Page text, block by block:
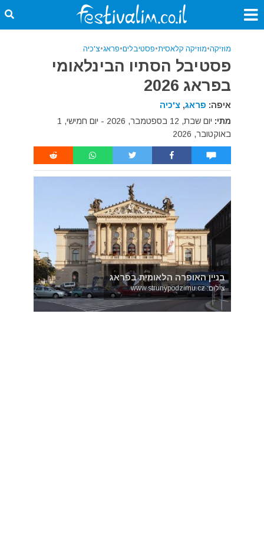
מוזיקה•מוזיקה קלאסית•פסטיבלים•פראג•צ'כיה
פסטיבל הסתיו הבינלאומי
בפראג 2026
איפה: פראג, צ'כיה
מתי:
יום שבת, 12 בספטמבר, 2026 - יום חמישי, 1
באוקטובר, 2026
בניין האופרה הלאומית בפראג
צילום: www.strunypodzimu.cz